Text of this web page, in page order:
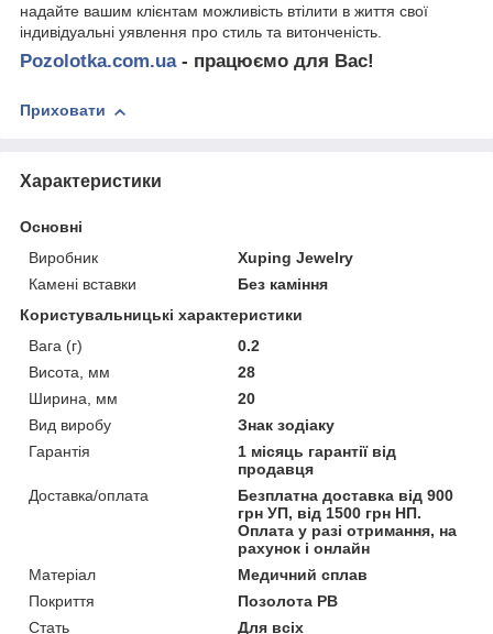
надайте вашим клієнтам можливість втілити в життя свої
індивідуальні уявлення про стиль та витонченість.
Pozolotka.com.ua- працюємо для Вас!
Приховати
Характеристики
Основні
Виробник
Xuping Jewelry
Камені вставки
Без каміння
Користувальницькі характеристики
Вага (г)
0.2
Висота, мм
28
Ширина, мм
20
Вид виробу
Знак зодіаку
Гарантія
1 місяць гарантії від
продавця
Доставка/оплата
Безплатна доставка від 900
грн УП, від 1500 грн НП.
Оплата у разі отримання, на
рахунок і онлайн
Матеріал
Медичний сплав
Покриття
Позолота РВ
Стать
Для всіх